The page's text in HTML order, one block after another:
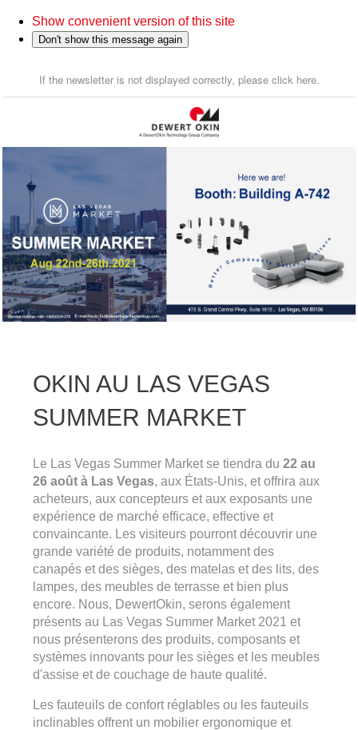
Show convenient version of this site
Don't show this message again
If the newsletter is not displayed correctly, please click here.
OKIN AU LAS VEGAS
SUMMER MARKET
Le Las Vegas Summer Market se tiendra du 22 au
26 août à Las Vegas, aux États-Unis, et offrira aux
acheteurs, aux concepteurs et aux exposants une
expérience de marché efficace, effective et
convaincante. Les visiteurs pourront découvrir une
grande variété de produits, notamment des
canapés et des sièges, des matelas et des lits, des
lampes, des meubles de terrasse et bien plus
encore. Nous, DewertOkin, serons également
présents au Las Vegas Summer Market 2021 et
nous présenterons des produits, composants et
systèmes innovants pour les sièges et les meubles
d'assise et de couchage de haute qualité.
Les fauteuils de confort réglables ou les fauteuils
inclinables offrent un mobilier ergonomique et